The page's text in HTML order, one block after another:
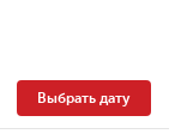
Выбрать дату